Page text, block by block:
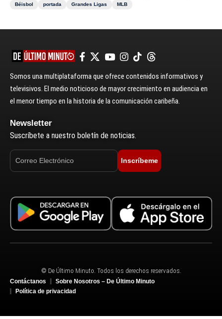
Béisbol
portada Grandes Ligas MLB
Somos una multiplataforma que ofrece contenidos informativos y
televisivos. El medio noticioso de mayor crecimiento en audiencia en
el menor tiempo en la historia de la comunicación caribeña.
Newsletter
Suscríbete a nuestro boletín de noticias.
Inscríbeme
© De Último Minuto. Todos los derechos reservados.
Contáctanos
Sobre Nosotros – De Último Minuto
Política de privacidad